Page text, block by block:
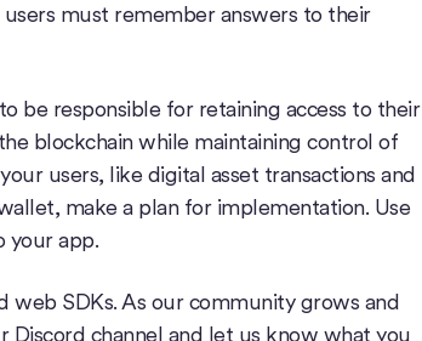
must remember answers to their
be responsible for retaining access to their
blockchain while maintaining control of
users, like digital asset transactions and
make a plan for implementation. Use
your app.
web SDKs. As our community grows and
channel and let us know what you